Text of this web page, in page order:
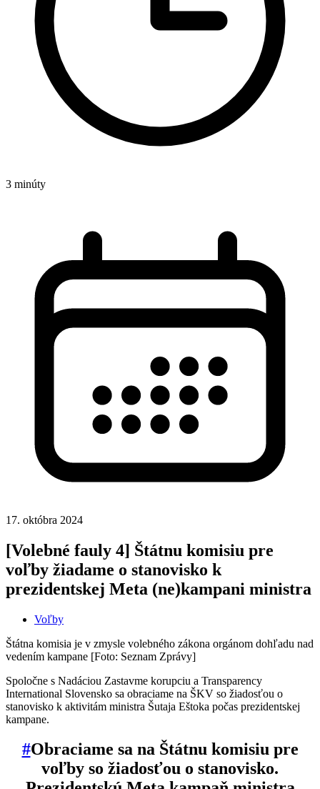
3 minúty
17. októbra 2024
[Volebné fauly 4] Štátnu komisiu pre
voľby žiadame o stanovisko k
prezidentskej Meta (ne)kampani ministra
Voľby
Štátna komisia je v zmysle volebného zákona orgánom dohľadu nad
vedením kampane [Foto: Seznam Zprávy]
Spoločne s Nadáciou Zastavme korupciu a Transparency
International Slovensko sa obraciame na ŠKV so žiadosťou o
stanovisko k aktivitám ministra Šutaja Eštoka počas prezidentskej
kampane.
#Obraciame sa na Štátnu komisiu pre
voľby so žiadosťou o stanovisko.